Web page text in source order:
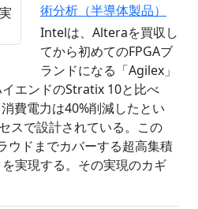
術分析（半導体製品）
Intelは、Alteraを買収し
てから初めてのFPGAブ
ランドになる「Agilex」
エンドのStratix 10と比べ
費電力は40%削減したとい
スで設計されている。この
ウドまでカバーする超高集積
実現する。その実現のカギ